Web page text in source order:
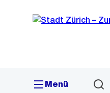
Navigation
Sprunglink
Menü